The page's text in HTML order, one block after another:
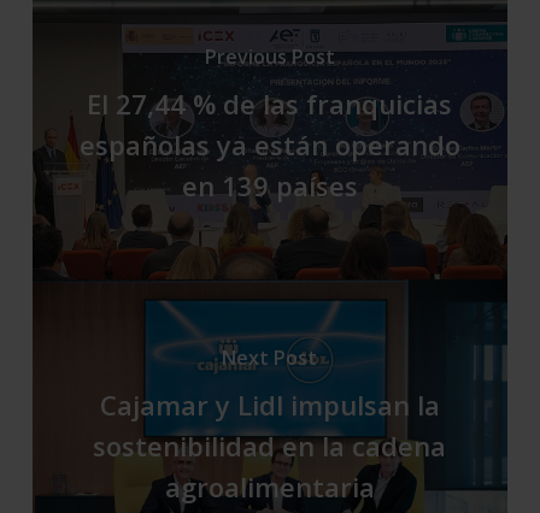
Previous Post
El 27,44 % de las franquicias
españolas ya están operando
en 139 países
Next Post
Cajamar y Lidl impulsan la
sostenibilidad en la cadena
agroalimentaria